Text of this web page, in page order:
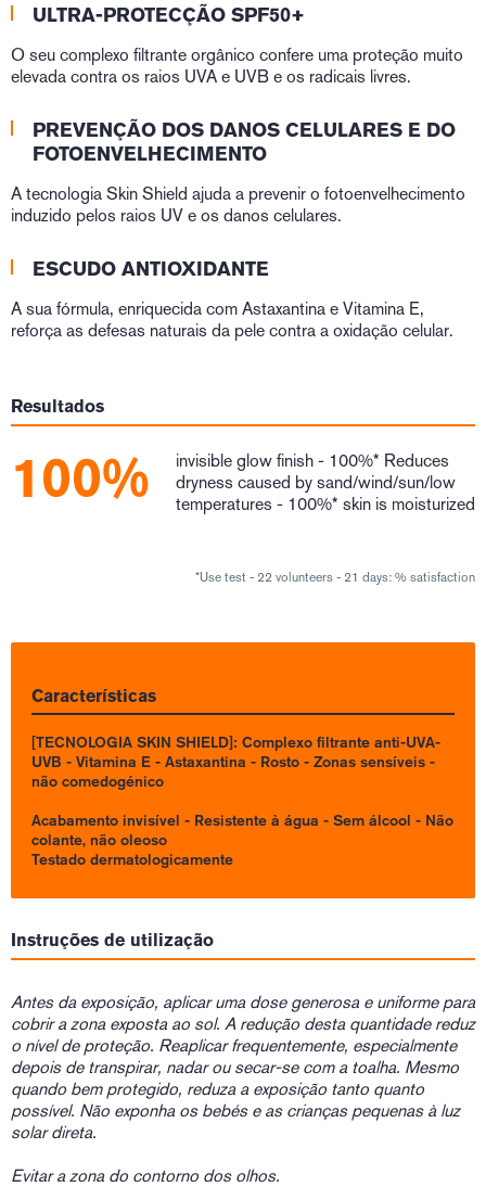
ULTRA-PROTECÇÃO SPF50+
O seu complexo filtrante orgânico confere uma proteção muito
elevada contra os raios UVA e UVB e os radicais livres.
PREVENÇÃO DOS DANOS CELULARES E DO
FOTOENVELHECIMENTO
A tecnologia Skin Shield ajuda a prevenir o fotoenvelhecimento
induzido pelos raios UV e os danos celulares.
ESCUDO ANTIOXIDANTE
A sua fórmula, enriquecida com Astaxantina e Vitamina E,
reforça as defesas naturais da pele contra a oxidação celular.
Resultados
100%
invisible glow finish - 100%* Reduces
dryness caused by sand/wind/sun/low
temperatures - 100%* skin is moisturized
*Use test - 22 volunteers - 21 days: % satisfaction
Características
[TECNOLOGIA SKIN SHIELD]: Complexo filtrante anti-UVA-
UVB - Vitamina E - Astaxantina - Rosto - Zonas sensíveis -
não comedogénico
Acabamento invisível - Resistente à água - Sem álcool - Não
colante, não oleoso
Testado dermatologicamente
Instruções de utilização
Antes da exposição, aplicar uma dose generosa e uniforme para
cobrir a zona exposta ao sol. A redução desta quantidade reduz
o nível de proteção. Reaplicar frequentemente, especialmente
depois de transpirar, nadar ou secar-se com a toalha. Mesmo
quando bem protegido, reduza a exposição tanto quanto
possível. Não exponha os bebés e as crianças pequenas à luz
solar direta.
Evitar a zona do contorno dos olhos.